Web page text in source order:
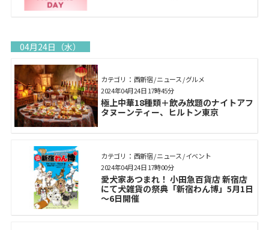
04月24日（水）
カテゴリ： 西新宿 / ニュース / グルメ
極上中華18種類＋飲み放題のナイトアフ
タヌーンティー、ヒルトン東京
2024年04月24日 17時45分
カテゴリ： 西新宿 / ニュース / イベント
愛犬家あつまれ！ 小田急百貨店 新宿店
にて犬雑貨の祭典「新宿わん博」5月1日
～6日開催
2024年04月24日 17時00分